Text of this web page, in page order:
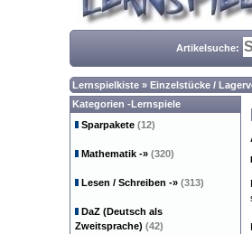
Artikelsuche:
Lernspielkiste » Einzelstücke /
Kategorien -Lernspiele
Sparpakete (12)
Mathematik -» (320)
Lesen / Schreiben -» (313)
DaZ (Deutsch als
Zweitsprache) (42)